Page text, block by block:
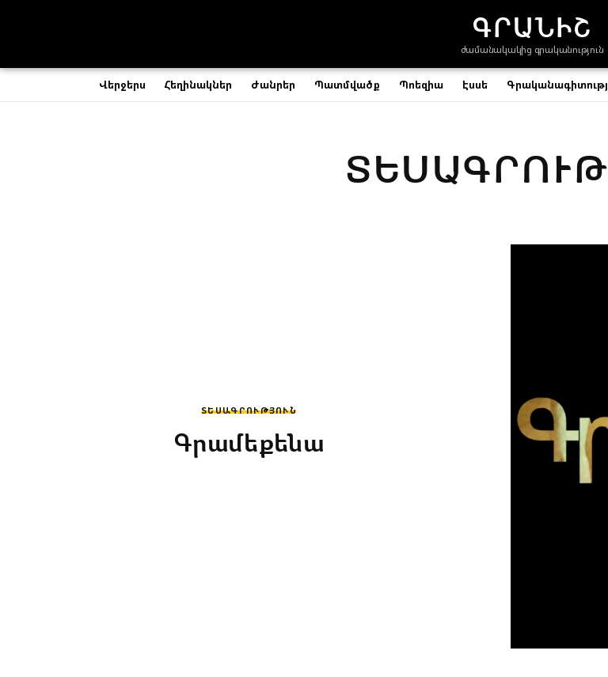
ԳՐԱՆԻՇ
ժամանակակից գրականություն
Վերջերս Հեղինակներ Ժանրեր Պատմվածք Պոեզիա Էսսե
ՏԵՍԱԳՐՈՒԹՅՈՒՆ
Գրամեքենա